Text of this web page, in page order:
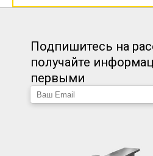
Подпишитесь на
получайте
первыми